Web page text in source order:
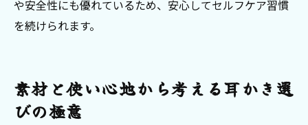
や安全性にも優れているため、安心してセルフケア習慣
を続けられます。
素材と使い心地から考える耳かき選
びの極意